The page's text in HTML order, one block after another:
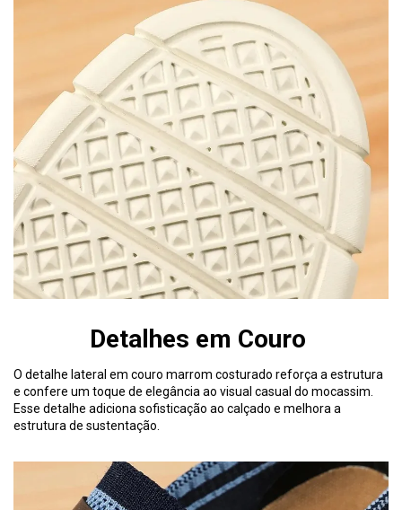
Detalhes em Couro
O detalhe lateral em couro marrom costurado reforça a estrutura
e confere um toque de elegância ao visual casual do mocassim.
Esse detalhe adiciona sofisticação ao calçado e melhora a
estrutura de sustentação.